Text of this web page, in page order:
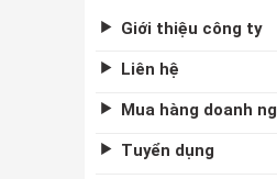
Giới thiệu công ty
Liên hệ
Mua hàng doanh
Tuyển dụng